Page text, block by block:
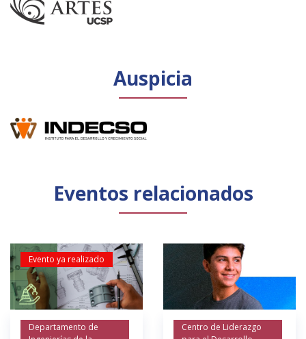
Auspicia
Eventos relacionados
Evento ya realizado
Departamento de
Centro de Liderazgo